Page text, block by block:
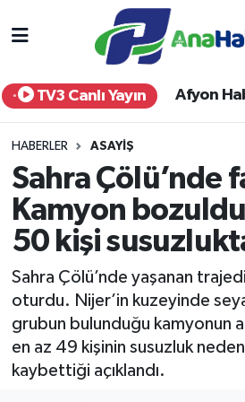
TV3 Canlı Yayın Afyon
HABERLER ASAYIŞ
Sahra Çölü’nde
Kamyon
50 kişi
Sahra Çölü’nde yaşanan
oturdu. Nijer’in kuzeyinde
grubun bulunduğu kamyonun
en az 49 kişinin susuzluk
kaybettiği açıklandı.
Yurt Haber
Afyon Haber
Siyaset
Spor
Eğitim
Sağlık
Afyonkarahisar Nöbetçi
Afyonkarahisar Hava
Afyonkarahisar Trafik
Süper Lig Puan Durumu ve
Tüm Manşetler
Son Dakika Haberleri